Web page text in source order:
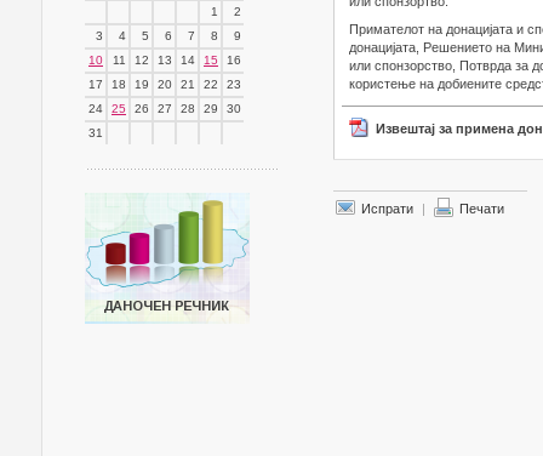
1
2
3
4 5 6 7 8
9
10
11 12 13 14 15
16
17
18 19 20 21 22
23
24
25 26 27 28 29
30
31
Примателот на донацијата и
донацијата, Решението на
или спонзорство, Потврда за
користење на добиените
Извештај за примена
Испрати | Печати